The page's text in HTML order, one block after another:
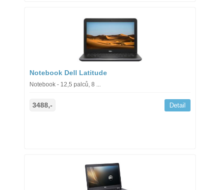
Notebook Dell Latitude
Notebook - 12,5 palců, 8 ...
3488,- Detail